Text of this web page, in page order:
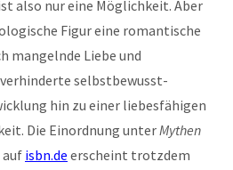
also nur eine Möglichkeit. Aber
Figur eine romantische
mangelnde Liebe und
selbstbewusst-
hin zu einer liebesfähigen
Die Einordnung unterMythen
auf isbn.de erscheint trotzdem